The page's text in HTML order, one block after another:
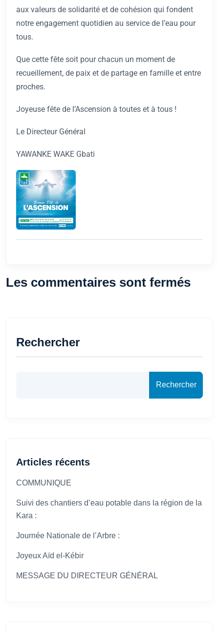
aux valeurs de solidarité et de cohésion qui fondent
notre engagement quotidien au service de l’eau pour
tous.
Que cette fête soit pour chacun un moment de
recueillement, de paix et de partage en famille et entre
proches.
Joyeuse fête de l’Ascension à toutes et à tous !
Le Directeur Général
YAWANKE WAKE Gbati
Les commentaires sont fermés
Rechercher
Rechercher
Articles récents
COMMUNIQUE
Suivi des chantiers d’eau potable dans la région de la
Kara :
Journée Nationale de l’Arbre :
Joyeux Aïd el-Kébir
MESSAGE DU DIRECTEUR GÉNÉRAL